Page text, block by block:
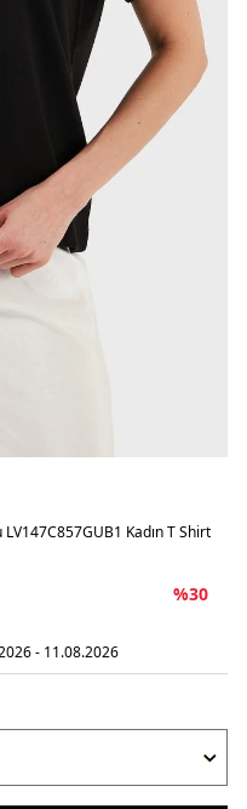
Kadın T Shirt
%30
- 11.08.2026